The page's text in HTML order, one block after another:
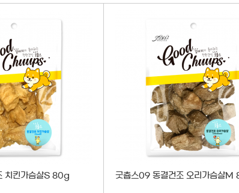
치킨가슴살S 80g 굿츕스09 동결건조 오리가슴살M